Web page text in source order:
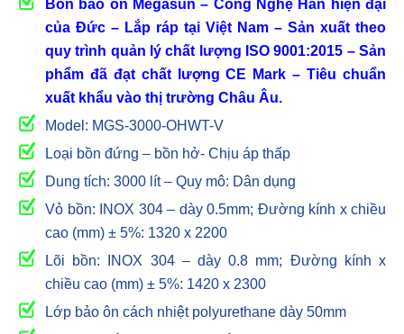
Bồn bảo ôn Megasun – Công Nghệ Hàn hiện đại
của Đức – Lắp ráp tại Việt Nam – Sản xuất theo
quy trình quản lý chất lượng ISO 9001:2015 – Sản
phẩm đã đạt chất lượng CE Mark – Tiêu chuẩn
xuất khẩu vào thị trường Châu Âu.
Model: MGS-3000-OHWT-V
Loại bồn đứng – bồn hở- Chịu áp thấp
Dung tích: 3000 lít – Quy mô: Dân dụng
Vỏ bồn: INOX 304 – dày 0.5mm; Đường kính x chiều
cao (mm) ± 5%: 1320 x 2200
Lõi bồn: INOX 304 – dày 0.8 mm; Đường kính x
chiều cao (mm) ± 5%: 1420 x 2300
Lớp bảo ôn cách nhiệt polyurethane dày 50mm